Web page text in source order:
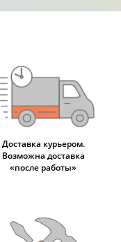
Доставка курьером.
Возможна доставка
«после работы»